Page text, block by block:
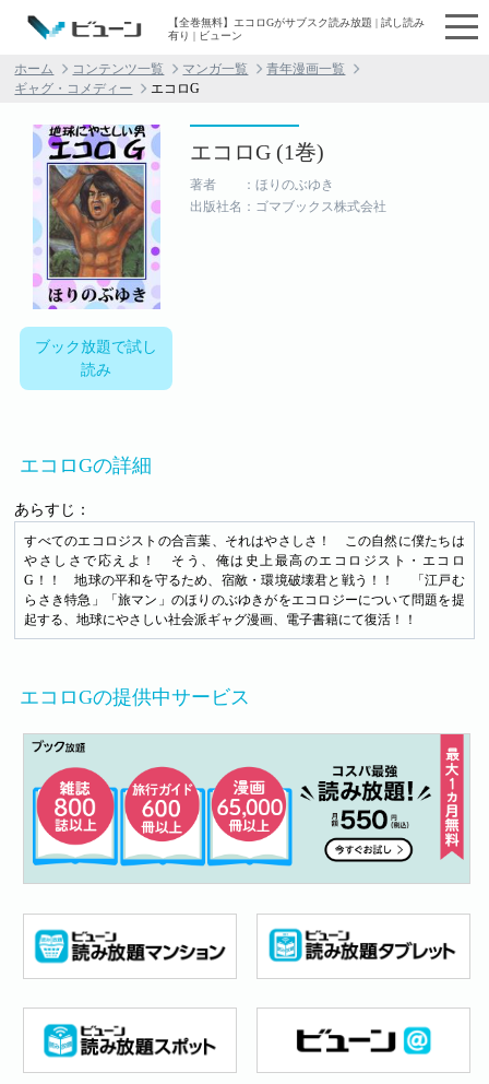
【全巻無料】エコロGがサブスク読み放題 | 試し読み
有り | ビューン
ホーム コンテンツ一覧 マンガ一覧
青年漫画一覧
ギャグ・コメディー
エコロG
ブック放題で試し
読み
エコロG (1巻)
著者 ：ほりのぶゆき
出版社名：ゴマブックス株式会社
エコロGの詳細
あらすじ：
すべてのエコロジストの合言葉、それはやさしさ！ この自然に僕たちは
やさしさで応えよ！ そう、俺は史上最高のエコロジスト・エコロ
G！！ 地球の平和を守るため、宿敵・環境破壊君と戦う！！ 「江戸む
らさき特急」「旅マン」のほりのぶゆきがをエコロジーについて問題を提
起する、地球にやさしい社会派ギャグ漫画、電子書籍にて復活！！
エコロGの提供中サービス